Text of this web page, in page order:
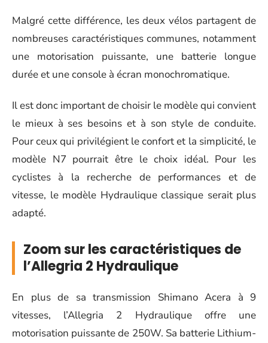
Malgré cette différence, les deux vélos partagent de
nombreuses caractéristiques communes, notamment
une motorisation puissante, une batterie longue
durée et une console à écran monochromatique.
Il est donc important de choisir le modèle qui convient
le mieux à ses besoins et à son style de conduite.
Pour ceux qui privilégient le confort et la simplicité, le
modèle N7 pourrait être le choix idéal. Pour les
cyclistes à la recherche de performances et de
vitesse, le modèle Hydraulique classique serait plus
adapté.
Zoom sur les caractéristiques de
l’Allegria 2 Hydraulique
En plus de sa transmission Shimano Acera à 9
vitesses, l’Allegria 2 Hydraulique offre une
motorisation puissante de 250W. Sa batterie Lithium-